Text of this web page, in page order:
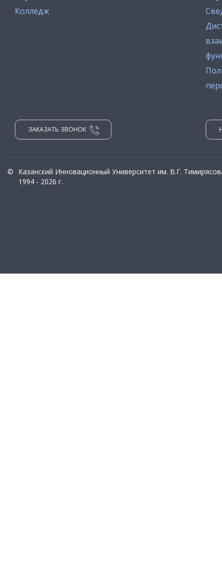
Колледж
ЗАКАЗАТЬ ЗВОНОК
©
Казанский Инновационный Университет им. В.Г.
1994 - 2026 г.